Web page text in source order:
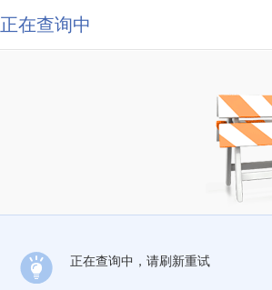
正在查询中
正在查询中，请刷新重试